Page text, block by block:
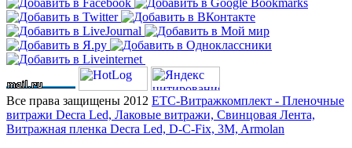
Все права защищены 2012 ЕТС-Витражкомплект - Пленочные
витражи Decra Led, Лаковые витражи, Свинцовая Лента,
Витражная пленка Decra Led, D-C-Fix, 3M, Armolan